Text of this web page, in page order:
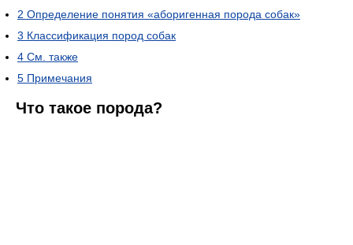
2 Определение понятия «аборигенная порода собак»
3 Классификация пород собак
4 См. также
5 Примечания
Что такое порода?